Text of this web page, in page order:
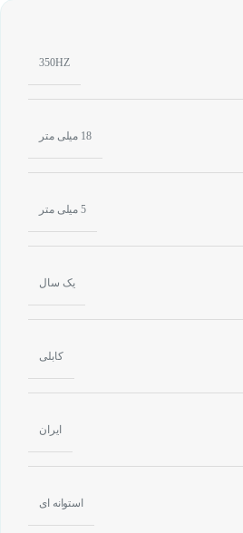
350HZ
18 میلی متر
5 میلی متر
یک سال
کابلی
ایران
استوانه ای